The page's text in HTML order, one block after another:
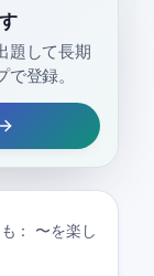
題して長期
登録。
：
〜を楽し